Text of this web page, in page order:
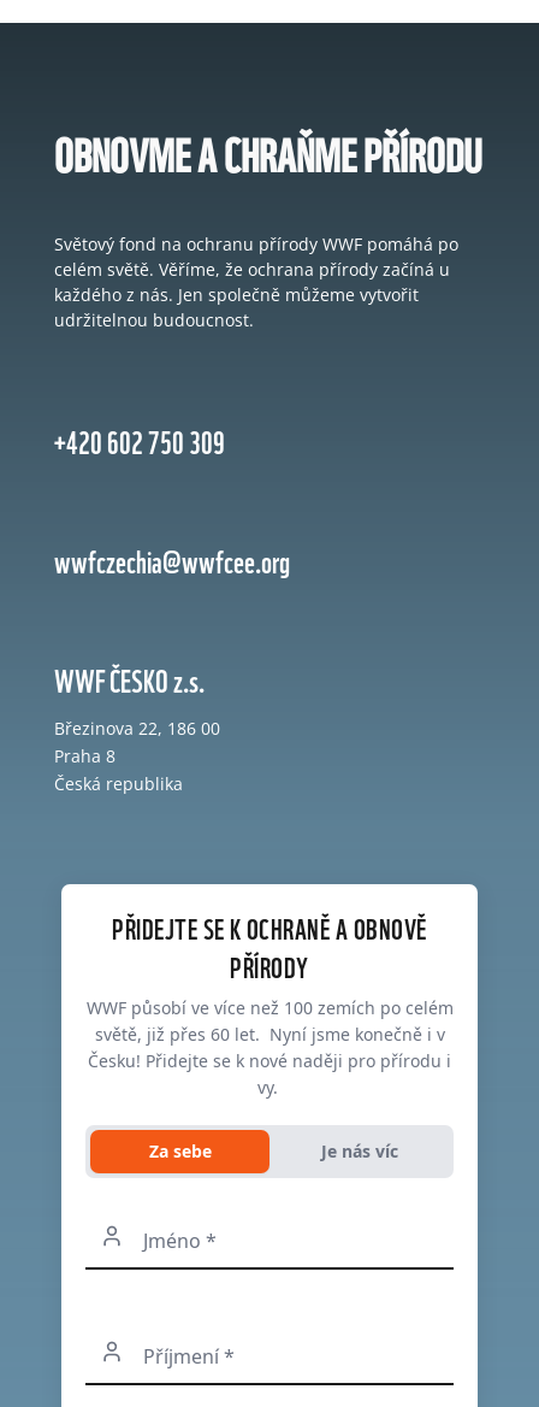
OBNOVME A CHRAŇME PŘÍRODU
Světový fond na ochranu přírody WWF pomáhá po
celém světě. Věříme, že ochrana přírody začíná u
každého z nás. Jen společně můžeme vytvořit
udržitelnou budoucnost.
+420 602 750 309
wwfczechia@wwfcee.org
WWF ČESKO z.s.
Březinova 22, 186 00
Praha 8
Česká republika